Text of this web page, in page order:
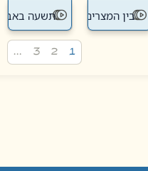
בין המצרים תשעה באב